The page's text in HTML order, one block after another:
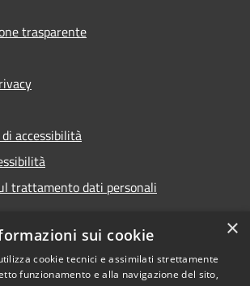
trasparente
accessibilità
trattamento dati personali
Copyright © 2026 • Comune di
×
sui cookie
cookie tecnici e assimilati strettamente
funzionamento e alla navigazione del sito,